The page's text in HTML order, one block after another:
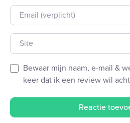
E-mail
Site
Bewaar mijn naam, e-mail &
keer dat ik een review wil